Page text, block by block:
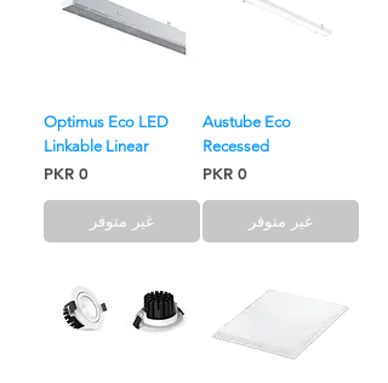
Austube Eco
Recessed
السعر
غير متوفر
Optimus Eco LED
Linkable Linear
السعر
غير متوفر